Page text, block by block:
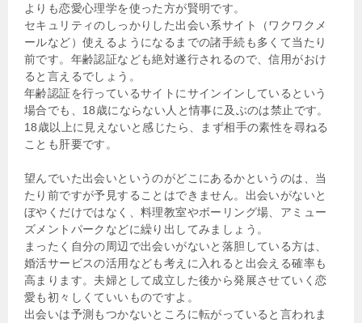
よりも恋愛心理学を使った方が賢明です。
セキュリティのしっかりした出会い系サイト（ワクワクメ
ールなど）使えるようになるまでの諸手続も多くて当たり
前です。年齢認証なども絶対遂行されるので、信用がおけ
ると言えるでしょう。
年齢認証を行っているサイトにサインインしているという
場合でも、18歳にならない人と情事に及ぶのは禁止です。
18歳以上に見えないと感じたら、まず相手の素性を尋ねる
ことも肝要です。
望んでいた出会いというのがどこにあるかというのは、当
たり前ですが予見することはできません。出会いがないと
ぼやくだけではなく、料理教室やボーリング場、アミュー
ズメントパークなどに繰り出してみましょう。
まったく自分の周辺で出会いがないと落胆している方は、
婚活サービスの活用なども考えに入れると出会える確率も
高まります。夫婦として成立した後から発展させていく恋
愛も初々しくていいものですよ。
出会いは予測もつかないところに転がっていると言われま